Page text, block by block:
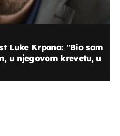
Luke Krpana: ''Bio sam
u njegovom krevetu, u